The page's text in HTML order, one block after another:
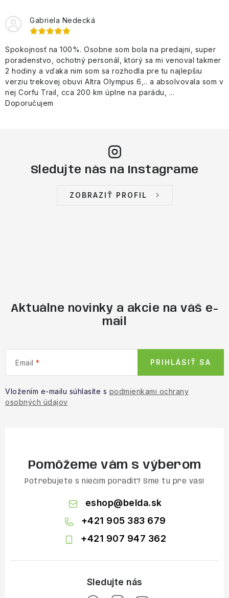
Gabriela Nedecká
Spokojnosť na 100%. Osobne som bola na predajni, super
poradenstvo, ochotný personál, ktorý sa mi venoval takmer
2 hodiny a vďaka nim som sa rozhodla pre tu najlepšiu
verziu trekovej obuvi Altra Olympus 6,.. a absolvovala som v
nej Corfu Trail, cca 200 km úplne na parádu, ...
Doporučujem
Sledujte nás na Instagrame
ZOBRAZIŤ PROFIL
Aktuálne novinky a akcie na váš e-
mail
Email
Vložením e-mailu súhlasíte s podmienkami ochrany
osobných údajov
PRIHLÁSIŤ SA
Pomôžeme vám s výberom
Potrebujete s niečím poradiť? Sme tu pre vás!
eshop@belda.sk
+421 905 383 679
+421 907 947 362